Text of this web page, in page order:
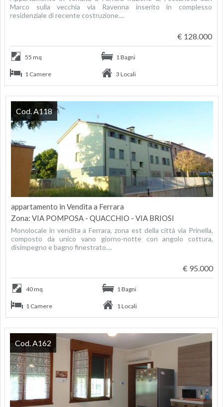
Marco sulla vecchia via Ravenna inserito in complesso
residenziale di recente costruzione....
€ 128.000
55 mq 1 Bagni
1 Camere 3 Locali
appartamento in Vendita a Ferrara
Zona: VIA POMPOSA - QUACCHIO - VIA BRIOSI
Monolocale in vendita a Ferrara, zona est della città via Prinella,
composto da unico vano giorno-notte con angolo cottura,
disimpegno e bagno finestrato....
€ 95.000
Cod. A118
40 mq 1 Bagni
1 Camere 1 Locali
Cod. A162